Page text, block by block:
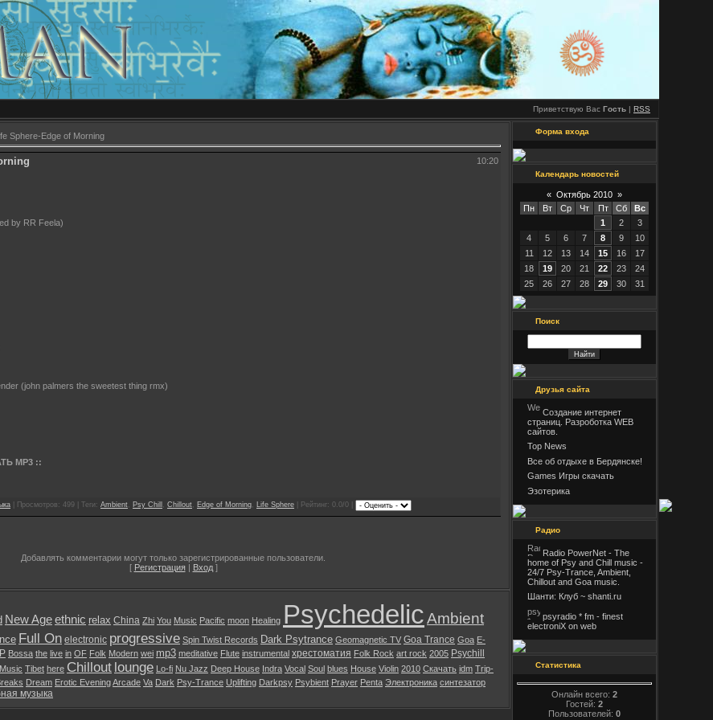
Приветствую Вас Гость | RSS
Sphere-Edge of Morning
10:20
by RR Feela)
(john palmers the sweetest thing rmx)
MP3 ::
| Просмотров: 499 | Теги: Ambient, Psy Chill , Chillout, Edge of Morning, Life Sphere | Рейтинг: 0.0/0 |
Добавлять комментарии могут только зарегистрированные пользователи.
[ Регистрация| Вход]
New Ageethnic relax China Zhi You Music Pacific moon Healing PsychedelicAmbient
Full On electronic progressive Spin Twist Records Dark Psytrance Geomagnetic TV Goa Trance Goa E-
Bossa the live in OF Folk Modern wei mp3 meditative Flute instrumental хрестоматия Folk Rock art rock 2005 Psychill
Tibet here Chillout lounge Lo-fi Nu Jazz Deep House Indra Vocal Soul blues House Violin 2010 Скачать idm Trip-
Dream Erotic EveningArcade Va Dark Psy-Trance Uplifting Darkpsy Psybient Prayer Penta Электроника синтезатор
музыка
Форма входа
Календарь новостей
« Октябрь 2010 »
Пн
Вт Ср Чт Пт Сб
Вс
1
2
3
4
5 6 7 8 9
10
11
12 13 14 15 16
17
18
19 20 21 22 23
24
25
26 27 28 29 30 31
Поиск
Друзья сайта
Создание интернет
страниц. Разроботка WEB
сайтов.
Top News
Все об отдыхе в Бердянске!
Games Игры скачать
Эзотерика
Радио
Radio PowerNet - The
home of Psy and Chill music -
24/7 Psy-Trance, Ambient,
Chillout and Goa music.
Шанти: Клуб ~ shanti.ru
psyradio * fm - finest
electroniX on web
Статистика
Онлайн всего: 2
Гостей: 2
Пользователей: 0